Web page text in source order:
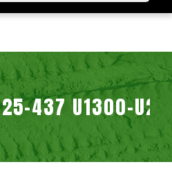
437 U1300-